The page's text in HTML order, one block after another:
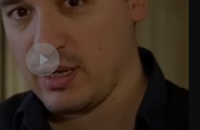
au Musée - Episode 5 : Le radeau de la Méduse
au Musée - Episode 6 : La Victoire de Samothrace